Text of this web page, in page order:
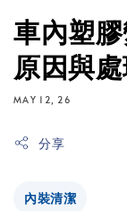
車內塑
原因與
MAY 12, 26
分享
內裝清潔